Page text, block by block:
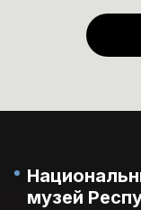
билеты)
музей